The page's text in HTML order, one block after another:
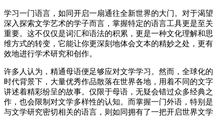
学习一门语言，如同开启一扇通往全新世界的大门。对于渴望
深入探索文学艺术的学子而言，掌握特定的语言工具更是至关
重要。这不仅仅是词汇和语法的积累，更是一种文化理解和思
维方式的转变，它能让你更深刻地体会文本的精妙之处，更有
效地进行学术研究和创作。
许多人认为，精通母语便足够应对文学学习。然而，全球化的
时代背景下，大量优秀作品散落在世界各地，用着不同的文字
讲述着精彩纷呈的故事。仅限于母语，无疑会错过众多经典之
作，也会限制对文学多样性的认知。而掌握一门外语，特别是
与文学研究密切相关的语言，则如同拥有了一把开启世界文学